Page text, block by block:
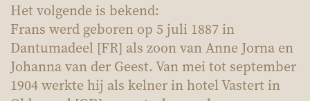
Het volgende is bekend:
Frans werd geboren op 5 juli 1887 in
Dantumadeel [FR] als zoon van Anne Jorna en
Johanna van der Geest. Van mei tot september
1904 werkte hij als kelner in hotel Vastert in